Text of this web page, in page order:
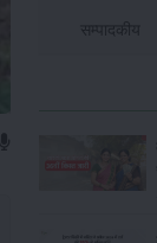
सम्पादकीय